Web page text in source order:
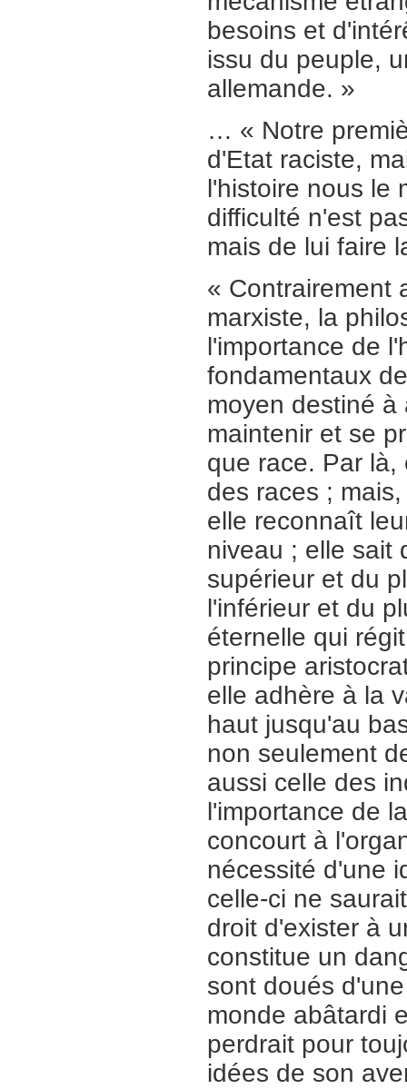
besoins et
issu du peuple,
allemande. »
… « Notre
d'Etat raciste,
l'histoire nous le
difficulté n'est
mais de lui faire
« Contrairement
marxiste, la
l'importance de
fondamentaux
moyen destiné
maintenir et se
que race. Par là,
des races ;
elle reconnaît
niveau ; elle sait
supérieur et du
l'inférieur et du
éternelle qui
principe
elle adhère à la
haut jusqu'au
non seulement
aussi celle des
l'importance de
concourt à
nécessité d'une
celle-ci ne
droit d'exister à
constitue un
sont doués
monde abâtardi
perdrait pour
idées de son